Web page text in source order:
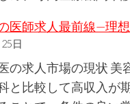
医師求人最前線—理
日
の求人市場の現状
と比較して高収入が